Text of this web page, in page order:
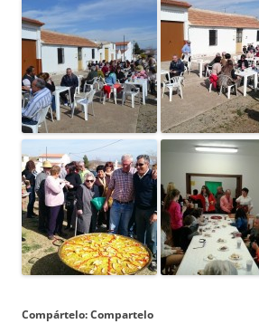
Compártelo: Compartelo